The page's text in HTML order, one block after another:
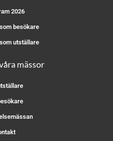
2026
besökare
utställare
mässor